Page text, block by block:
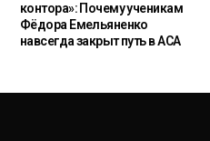
контора»: Почему ученикам
Фёдора Емельяненко
навсегда закрыт путь в ACA